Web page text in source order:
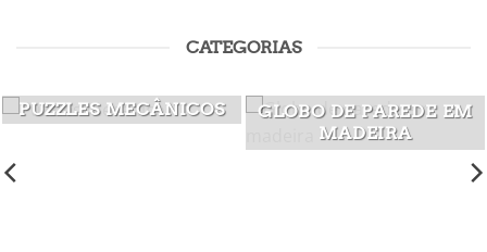
CATEGORIAS
PUZZLES MECÂNICOS
GLOBO DE PAREDE EM
MADEIRA